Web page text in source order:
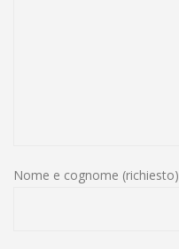
Nome e cognome (richiesto)